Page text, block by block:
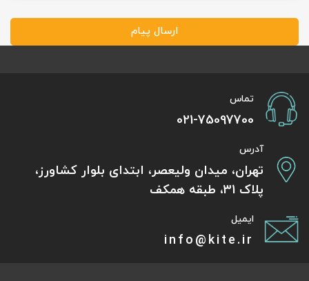
ارسال پیام
تماس
021-75097700
آدرس
تهران، میدان ولیعصر، ابتدای بلوار کشاورز،
پلاک 31، طبقه همکف
ایمیل
info@kite.ir